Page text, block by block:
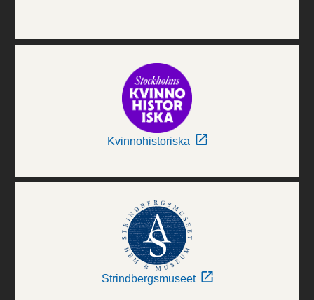
Kvinnohistoriska
Strindbergsmuseet